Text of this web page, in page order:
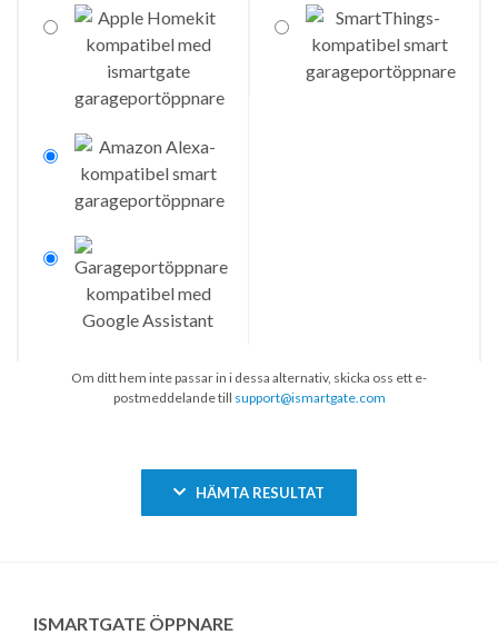
Om ditt hem inte passar in i dessa alternativ, skicka oss ett e-
postmeddelande till support@ismartgate.com
HÄMTA RESULTAT
ISMARTGATE ÖPPNARE